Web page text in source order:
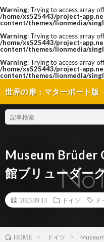
Warning: Trying to access array
/home/xs525443/project-
content/themes/lionmedia/
Warning: Trying to access array
/home/xs525443/project-
content/themes/lionmedia/
Warning: Trying to access array
/home/xs525443/project-
content/themes/lionmedia/
世界の扉：マターポート版
Museum Brüder
館ブリューダー
2023.09.13 ドイツ ド
HOME ドイツ